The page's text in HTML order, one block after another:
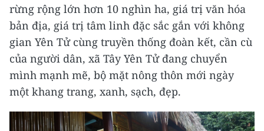
rừng rộng lớn hơn 10 nghìn ha, giá trị văn hóa
bản địa, giá trị tâm linh đặc sắc gắn với không
gian Yên Tử cùng truyền thống đoàn kết, cần cù
của người dân, xã Tây Yên Tử đang chuyển
mình mạnh mẽ, bộ mặt nông thôn mới ngày
một khang trang, xanh, sạch, đẹp.